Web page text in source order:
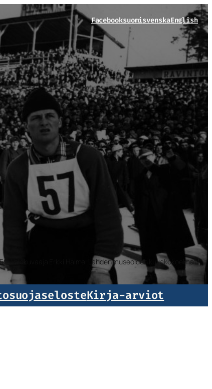
FacebooksuomisvenskaEnglish
Valokuvaaja Erkki Halme. Lahden museoiden kuvakokoelmat.
Kirja-arviot